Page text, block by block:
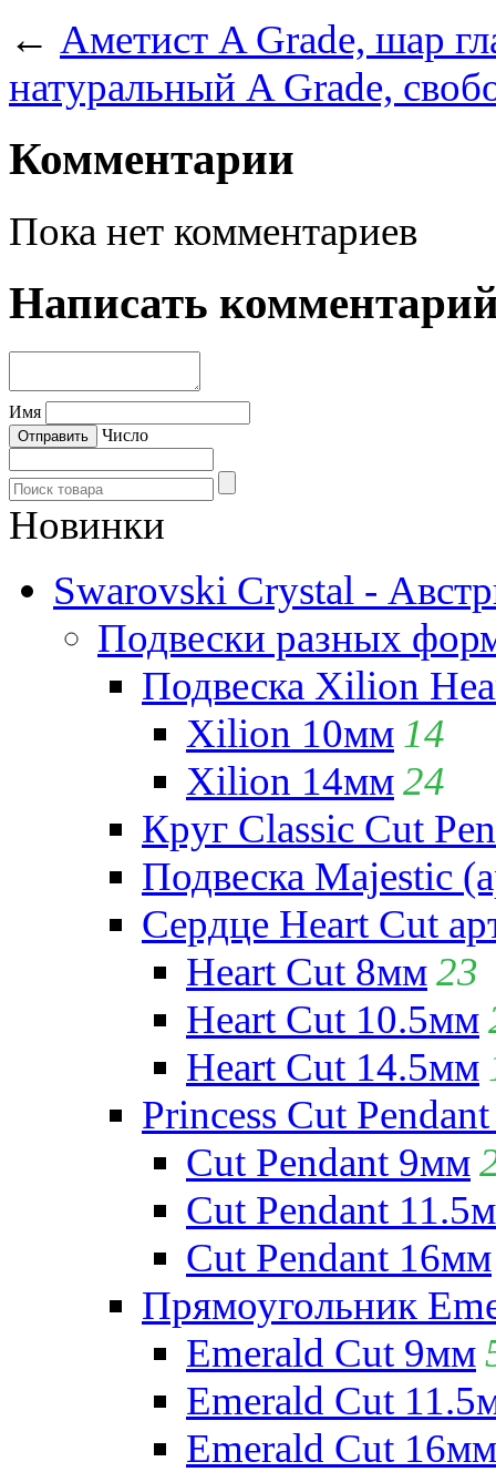
← Аметист A Grade, шар
натуральный A Grade,
Комментарии
Пока нет комментариев
Написать
Имя
Число
Новинки
Swarovski Crystal -
Подвески разных
Подвеска Xilion
Xilion 10мм 14
Xilion 14мм24
Круг Classic Cut
Подвеска Majestic
Сердце Heart Cut
Heart Cut 8мм23
Heart Cut 10.5мм
Heart Cut 14.5мм
Princess Cut
Cut Pendant 9мм
Cut Pendant
Cut Pendant 16мм
Прямоугольник
Emerald Cut 9мм
Emerald Cut
Emerald Cut 16мм